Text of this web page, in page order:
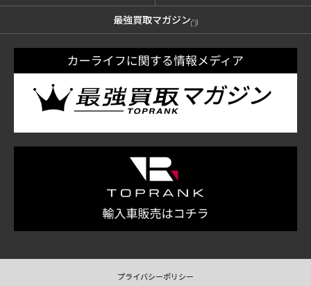
最強買取マガジン
プライバシーポリシー